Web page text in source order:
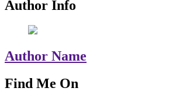
Author Info
Author Name
Find Me On